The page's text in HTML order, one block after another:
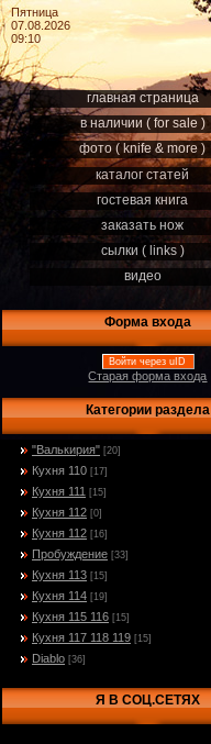
Пятница
07.08.2026
09:10
главная страница
в наличии ( for sale )
фото ( knife & more )
каталог статей
гостевая книга
заказать нож
сылки ( links )
видео
Форма входа
Войти через uID
Старая форма входа
Категории раздела
"Валькирия" [20]
Кухня 110 [17]
Кухня 111 [15]
Кухня 112 [0]
Кухня 112 [16]
Пробуждение [33]
Кухня 113 [15]
Кухня 114 [19]
Кухня 115 116 [15]
Кухня 117 118 119 [15]
Diablo [36]
Я В СОЦ.СЕТЯХ